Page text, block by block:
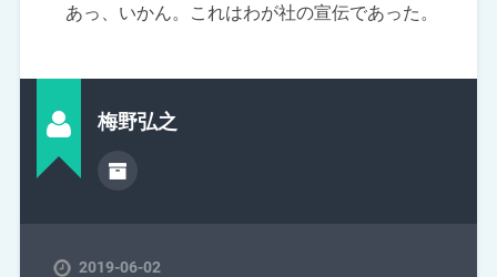
あっ、いかん。これはわが社の宣伝であった。
梅野弘之
2019-06-02